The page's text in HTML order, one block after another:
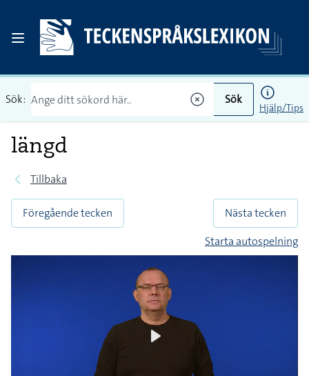
Sök: Sök
Hjälp/Tips
längd
Tillbaka
Föregående tecken
Nästa tecken
Starta autospelning